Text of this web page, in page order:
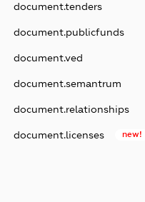
document.tenders
document.publicfunds
document.ved
document.semantrum
document.relationships
document.licenses new!